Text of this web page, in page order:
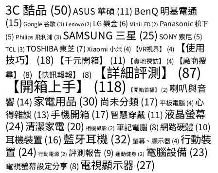
3C 酷品 (50)ASUS 華碩 (11) BenQ 明基電通
(15) Google 谷歌 (3) Lenovo (2) LG 樂金(6) Mini LED (2) Panasonic 松下
(5) Philips 飛利浦 (3) SAMSUNG 三星 (25) SONY 索尼 (5)
TCL (3) TOSHIBA 東芝 (7) Xiaomi 小米 (4) 【VR視界】 (4)
【使用
技巧】
(18) 【千元開箱】 (11) 【實地探訪】 (4)
【廠商搜
尋】
(8) 【快訊報報】 (8) 【詳細評測】 (87)
【開箱上手】(118) 【開箱首播】 (2) 喇叭與音
響 (14)家電用品 (30) 尚未分類 (17) 平板電腦 (4) 心
得雜談 (13)手機開箱 (17) 智慧穿戴 (11) 液晶螢幕
(24)清潔家電 (20) 相機攝影 (2) 筆記電腦 (8)網路硬體 (10)
耳機裝置 (16) 藍牙耳機 (32) 螢幕、顯示器 (4)行動裝
置 (24) 行動電源 (2) 評測報告 (9) 運動健身 (2) 電腦設備 (23)
電視螢幕設定分享 (8) 電視顯示器 (27)